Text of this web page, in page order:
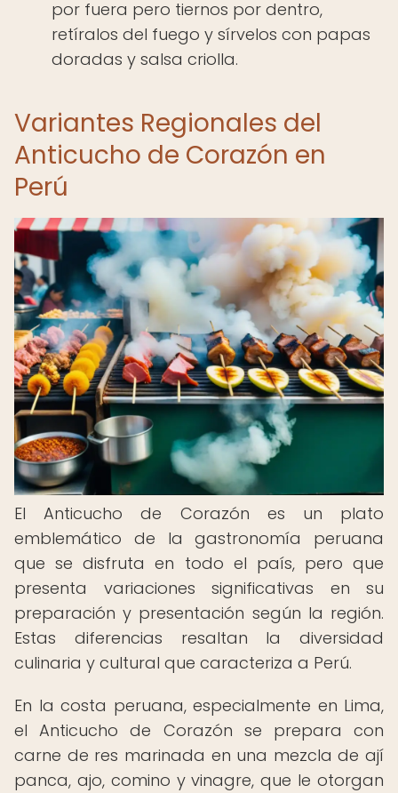
por fuera pero tiernos por dentro,
retíralos del fuego y sírvelos con papas
doradas y salsa criolla.
Variantes Regionales del
Anticucho de Corazón en
Perú
El Anticucho de Corazón es un plato
emblemático de la gastronomía peruana
que se disfruta en todo el país, pero que
presenta variaciones significativas en su
preparación y presentación según la región.
Estas diferencias resaltan la diversidad
culinaria y cultural que caracteriza a Perú.
En la costa peruana, especialmente en Lima,
el Anticucho de Corazón se prepara con
carne de res marinada en una mezcla de ají
panca, ajo, comino y vinagre, que le otorgan